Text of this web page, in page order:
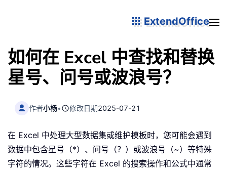
ExtendOffice
如何在 Excel 中查找和替换
星号、问号或波浪号？
作者小杨• 修改日期2025-07-21
在 Excel 中处理大型数据集或维护模板时，您可能会遇到
数据中包含星号（*）、问号（？）或波浪号（~）等特殊
字符的情况。这些字符在 Excel 的搜索操作和公式中通常